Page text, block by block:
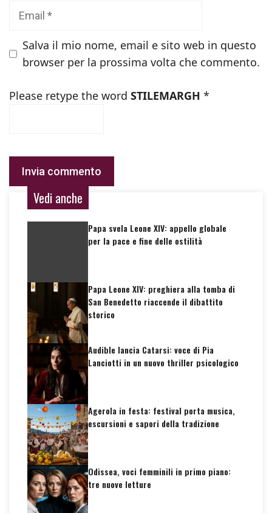
Salva il mio nome, email e sito web in questo
browser per la prossima volta che commento.
Please retype the word STILEMARGH *
Vedi anche
Papa svela Leone XIV: appello globale
per la pace e fine delle ostilità
Papa Leone XIV: preghiera alla tomba di
San Benedetto riaccende il dibattito
storico
Audible lancia Catarsi: voce di Pia
Lanciotti in un nuovo thriller psicologico
Agerola in festa: festival porta musica,
escursioni e sapori della tradizione
Odissea, voci femminili in primo piano:
tre nuove letture